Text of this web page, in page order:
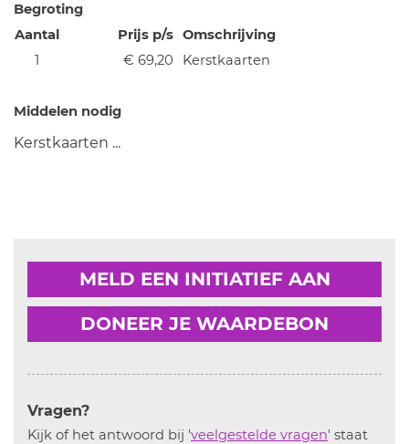
Begroting
Aantal
Prijs p/s Omschrijving
1
€ 69,20 Kerstkaarten
Middelen nodig
Kerstkaarten ...
MELD EEN INITIATIEF AAN
DONEER JE WAARDEBON
Vragen?
Kijk of het antwoord bij 'veelgestelde vragen' staat